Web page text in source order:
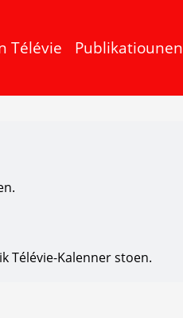
Télévie Publikatiounen
Télévie-Kalenner stoen.